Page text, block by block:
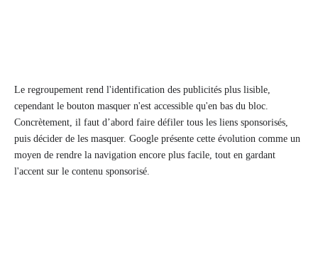
Le regroupement rend l'identification des publicités plus lisible,
cependant le bouton masquer n'est accessible qu'en bas du bloc.
Concrètement, il faut d’abord faire défiler tous les liens sponsorisés,
puis décider de les masquer. Google présente cette évolution comme un
moyen de rendre la navigation encore plus facile, tout en gardant
l'accent sur le contenu sponsorisé.